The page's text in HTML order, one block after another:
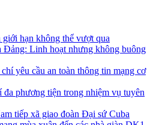
hạn không thể vượt qua
Đảng: Linh hoạt nhưng không buông
yêu cầu an toàn thông tin mạng cơ
phương tiện trong nhiệm vụ tuyên
tiếp xã giao đoàn Đại sứ Cuba